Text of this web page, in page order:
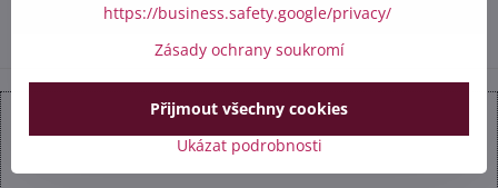
https://business.safety.google/privacy/
Zásady ochrany soukromí
Ukázat podrobnosti
Přijmout všechny cookies